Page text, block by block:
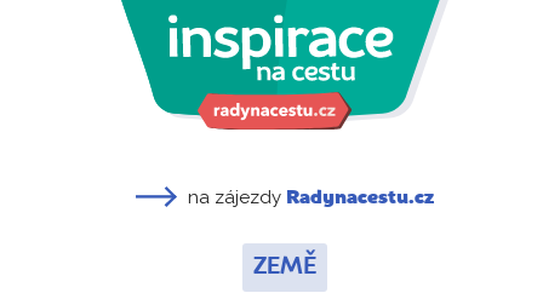
na zájezdy Radynacestu.cz
ZEMĚ